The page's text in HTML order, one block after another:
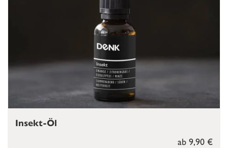
ab 9,90 €
Insekt-Öl